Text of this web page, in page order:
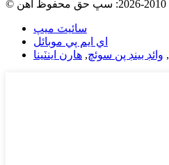
سائيٽ ميپ
اي ايم پي موبائل
, وائڊ بينڊ پن سوئچ, هارن اينٽينا